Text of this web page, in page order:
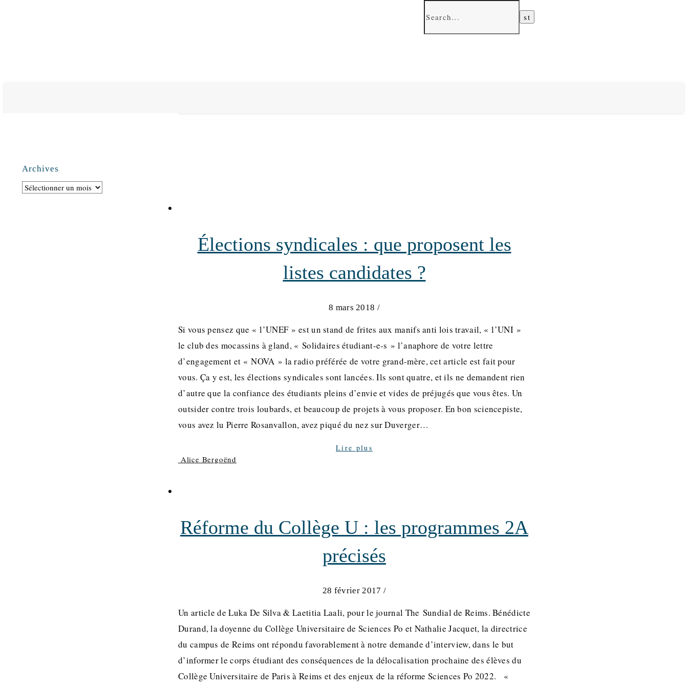
Archives
Archives
Élections syndicales : que proposent les
listes candidates ?
8 mars 2018 /
Si vous pensez que « l’UNEF » est un stand de frites aux manifs anti lois travail, « l’UNI »
le club des mocassins à gland, « Solidaires étudiant-e-s » l’anaphore de votre lettre
d’engagement et « NOVA » la radio préférée de votre grand-mère, cet article est fait pour
vous. Ça y est, les élections syndicales sont lancées. Ils sont quatre, et ils ne demandent rien
d’autre que la confiance des étudiants pleins d’envie et vides de préjugés que vous êtes. Un
outsider contre trois loubards, et beaucoup de projets à vous proposer. En bon sciencepiste,
vous avez lu Pierre Rosanvallon, avez piqué du nez sur Duverger…
Lire plus
Alice Bergoënd
Réforme du Collège U : les programmes 2A
précisés
28 février 2017 /
Un article de Luka De Silva & Laetitia Laali, pour le journal The Sundial de Reims. Bénédicte
Durand, la doyenne du Collège Universitaire de Sciences Po et Nathalie Jacquet, la directrice
du campus de Reims ont répondu favorablement à notre demande d’interview, dans le but
d’informer le corps étudiant des conséquences de la délocalisation prochaine des élèves du
Collège Universitaire de Paris à Reims et des enjeux de la réforme Sciences Po 2022. «